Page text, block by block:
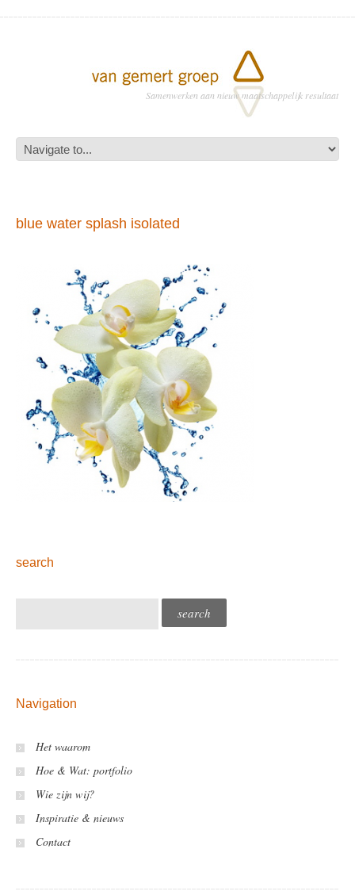
Samenwerken aan nieuw maatschappelijk resultaat
blue water splash isolated
search
Navigation
Het waarom
Hoe & Wat: portfolio
Wie zijn wij?
Inspiratie & nieuws
Contact